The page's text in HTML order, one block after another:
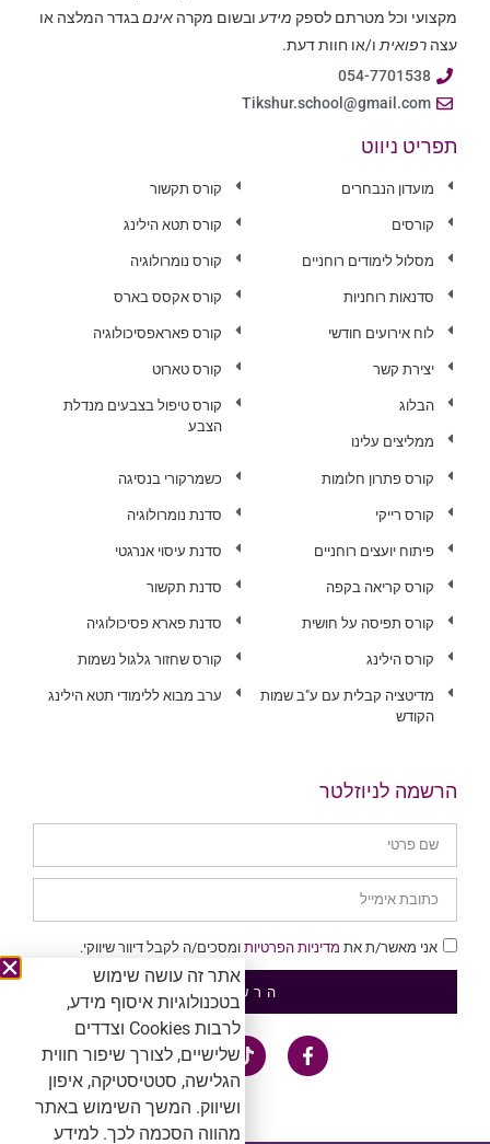
מקצועי וכל מטרתם לספק מידע ובשום מקרה אינםבגדר המלצה או
עצה רפואית ו/או חוות דעת.
054-7701538
Tikshur.school@gmail.com
תפריט ניווט
מועדון הנבחרים
קורסים
מסלול לימודים רוחניים
סדנאות רוחניות
לוח אירועים חודשי
יצירת קשר
הבלוג
ממליצים עלינו
קורס תקשור
קורס תטא הילינג
קורס נומרולוגיה
קורס אקסס בארס
קורס פאראפסיכולוגיה
קורס טארוט
קורס טיפול בצבעים מנדלת
הצבע
קורס פתרון חלומות
קורס רייקי
פיתוח יועצים רוחניים
קורס קריאה בקפה
קורס תפיסה על חושית
קורס הילינג
מדיטציה קבלית עם ע"ב שמות
הקודש
כשמרקורי בנסיגה
סדנת נומרולוגיה
סדנת עיסוי אנרגטי
סדנת תקשור
סדנת פארא פסיכולוגיה
קורס שחזור גלגול נשמות
ערב מבוא ללימודי תטא הילינג
הרשמה לניוזלטר
אני מאשר/ת את מדיניות הפרטיות ומסכים/ה לקבל דיוור שיווקי.
הרשמה
אתר זה עושה שימוש
בטכנולוגיות איסוף מידע,
לרבות Cookies וצדדים
שלישיים, לצורך שיפור חווית
הגלישה, סטטיסטיקה, איפון
ושיווק. המשך השימוש באתר
מהווה הסכמה לכך. למידע